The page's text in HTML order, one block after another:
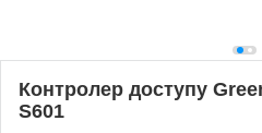
Контролер доступу
S601